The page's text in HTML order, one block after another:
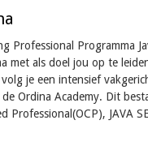
Professional Programma
met als doel jou op te
je een intensief
Ordina Academy. Dit
Professional(OCP), JAVA